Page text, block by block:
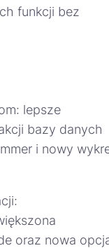
funkcji bez
lepsze
bazy danych
i nowy
oraz nowa